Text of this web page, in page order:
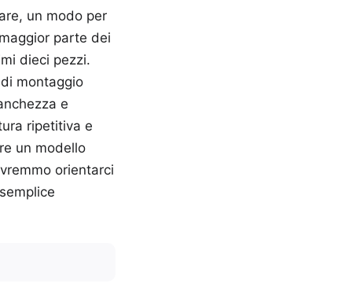
un modo per
parte dei
dieci pezzi.
montaggio
e
ripetitiva e
un modello
orientarci